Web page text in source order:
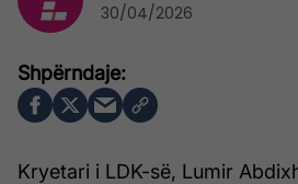
Kryetari i LDK-së, Lumir
30/04/2026